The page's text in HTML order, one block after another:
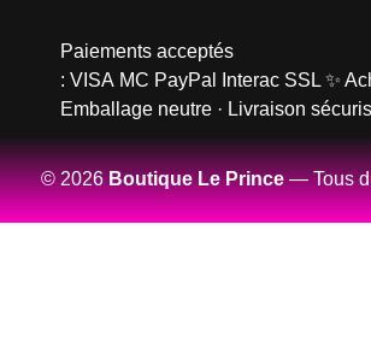
Paiements acceptés
: VISA MC PayPal Interac SSL ✨
Emballage neutre · Livraison
© 2026Boutique Le Prince— Tous